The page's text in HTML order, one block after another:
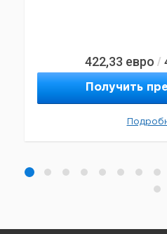
422,33 евро /
Получить